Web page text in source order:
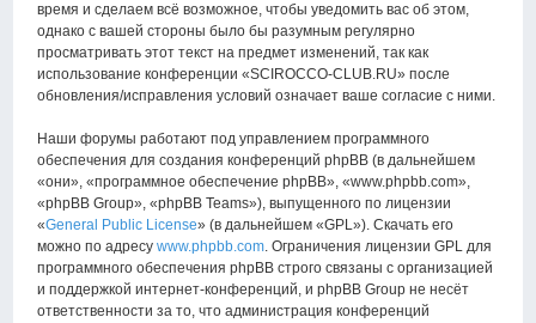
время и сделаем всё возможное, чтобы уведомить вас об этом,
однако с вашей стороны было бы разумным регулярно
просматривать этот текст на предмет изменений, так как
использование конференции «SCIROCCO-CLUB.RU» после
обновления/исправления условий означает ваше согласие с ними.
Наши форумы работают под управлением программного
обеспечения для создания конференций phpBB (в дальнейшем
«они», «программное обеспечение phpBB», «www.phpbb.com»,
«phpBB Group», «phpBB Teams»), выпущенного по лицензии
«General Public License» (в дальнейшем «GPL»). Скачать его
можно по адресуwww.phpbb.com. Ограничения лицензии GPL для
программного обеспечения phpBB строго связаны с организацией
и поддержкой интернет-конференций, и phpBB Group не несёт
ответственности за то, что администрация конференций